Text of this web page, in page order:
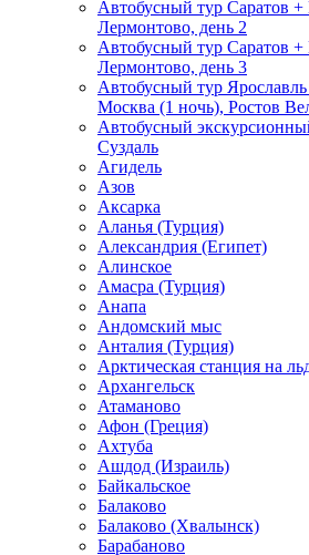
Автобусный тур Саратов
Лермонтово, день 2
Автобусный тур Саратов
Лермонтово, день 3
Автобусный тур
Москва (1 ночь), Ростов
Автобусный
Суздаль
Агидель
Азов
Аксарка
Аланья (Турция)
Александрия (Египет)
Алинское
Амасра (Турция)
Анапа
Андомский мыс
Анталия (Турция)
Арктическая станция на
Архангельск
Атаманово
Афон (Греция)
Ахтуба
Ашдод (Израиль)
Байкальское
Балаково
Балаково (Хвалынск)
Барабаново